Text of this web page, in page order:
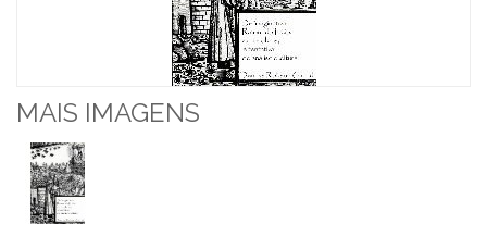
MAIS IMAGENS